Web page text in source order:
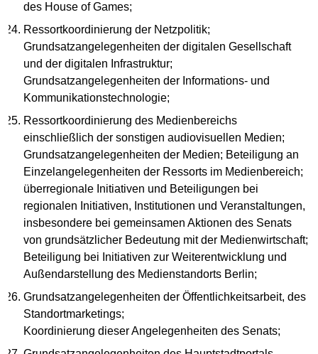
des House of Games;
Ressortkoordinierung der Netzpolitik;
Grundsatzangelegenheiten der digitalen Gesellschaft
und der digitalen Infrastruktur;
Grundsatzangelegenheiten der Informations- und
Kommunikationstechnologie;
Ressortkoordinierung des Medienbereichs
einschließlich der sonstigen audiovisuellen Medien;
Grundsatzangelegenheiten der Medien; Beteiligung an
Einzelangelegenheiten der Ressorts im Medienbereich;
überregionale Initiativen und Beteiligungen bei
regionalen Initiativen, Institutionen und Veranstaltungen,
insbesondere bei gemeinsamen Aktionen des Senats
von grundsätzlicher Bedeutung mit der Medienwirtschaft;
Beteiligung bei Initiativen zur Weiterentwicklung und
Außendarstellung des Medienstandorts Berlin;
Grundsatzangelegenheiten der Öffentlichkeitsarbeit, des
Standortmarketings;
Koordinierung dieser Angelegenheiten des Senats;